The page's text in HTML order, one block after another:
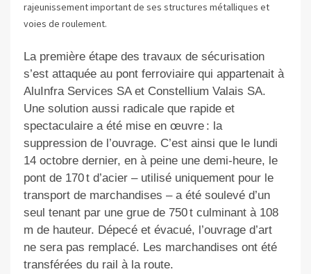
rajeunissement important de ses structures métalliques et
voies de roulement.
La première étape des travaux de sécurisation
s’est attaquée au pont ferroviaire qui appartenait à
AluInfra Services SA et Constellium Valais SA.
Une solution aussi radicale que rapide et
spectaculaire a été mise en œuvre : la
suppression de l’ouvrage. C’est ainsi que le lundi
14 octobre dernier, en à peine une demi-heure, le
pont de 170 t d’acier – utilisé uniquement pour le
transport de marchandises – a été soulevé d’un
seul tenant par une grue de 750 t culminant à 108
m de hauteur. Dépecé et évacué, l’ouvrage d’art
ne sera pas remplacé. Les marchandises ont été
transférées du rail à la route.